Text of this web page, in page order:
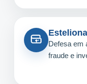
Defesa em
fraude e